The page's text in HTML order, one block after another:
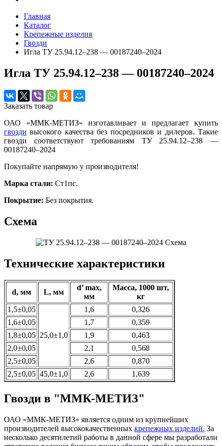
Главная
Каталог
Крепежные изделия
Гвозди
Игла ТУ 25.94.12–238 — 00187240–2024
Игла ТУ 25.94.12–238 — 00187240–2024
Заказать товар
ОАО «ММК-МЕТИЗ» изготавливает и предлагает купить
гвозди высокого качества без посредников и дилеров. Такие
гвозди соответствуют требованиям ТУ 25.94.12–238 —
00187240–2024
Покупайте напрямую у производителя!
Марка стали: Ст1пс.
Покрытие: Без покрытия.
Схема
Технические характеристики
d, мм L, мм
d’ max,
мм
Масса, 1000 шт,
кг
1,5±0,05
25,0±1,0
1,6
0,326
1,6±0,05
1,7
0,359
1,8±0,05
1,9
0,463
2,0±0,05
2,1
0,568
2,5±0,05
2,6
0,870
2,5±0,05 45,0±1,0 2,6 1,639
Гвозди в "ММК-МЕТИЗ"
ОАО «ММК-МЕТИЗ» является одним из крупнейших
производителей высококачественных крепежных изделий. За
несколько десятилетий работы в данной сфере мы разработали